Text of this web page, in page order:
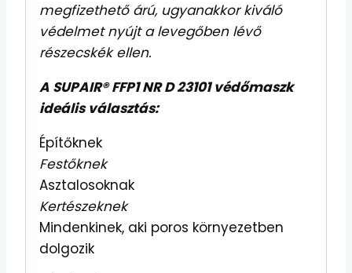
megfizethető árú, ugyanakkor kiváló
védelmet nyújt a levegőben lévő
részecskék ellen.
A SUPAIR® FFP1 NR D 23101 védőmaszk
ideális választás:
Építőknek
Festőknek
Asztalosoknak
Kertészeknek
Mindenkinek, aki poros környezetben
dolgozik